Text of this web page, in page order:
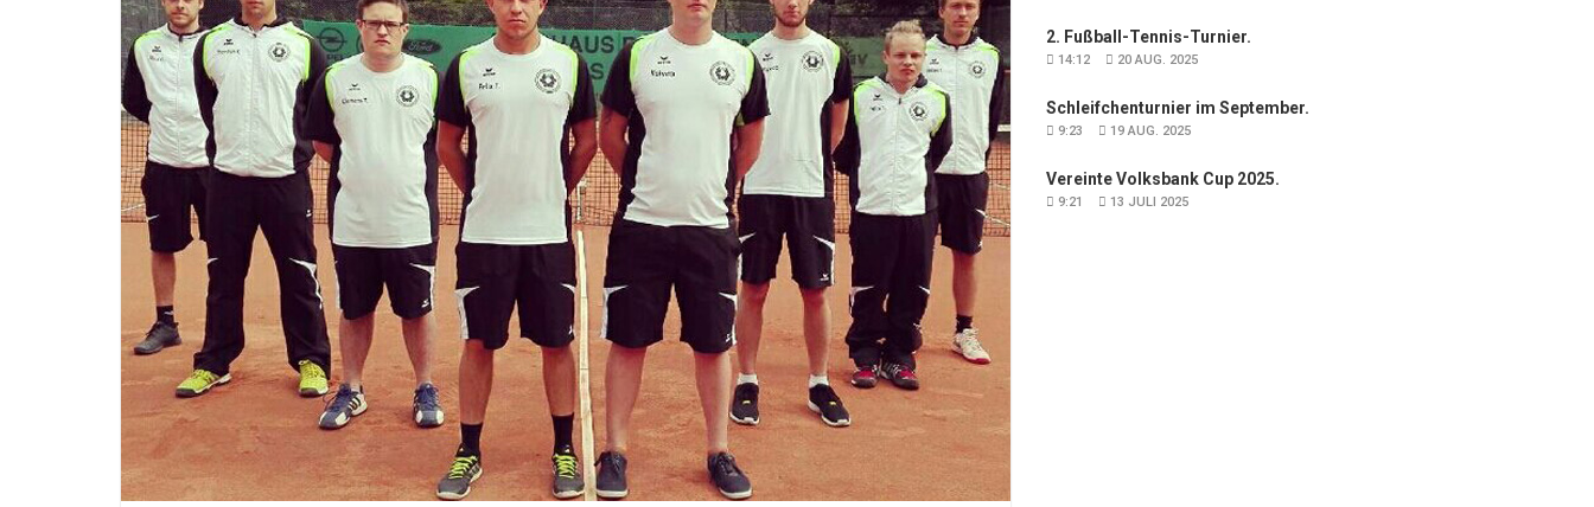
2. Fußball-Tennis-Turnier.
14:12 20 AUG. 2025
Schleifchenturnier im September.
9:23 19 AUG. 2025
Vereinte Volksbank Cup 2025.
9:21 13 JULI 2025